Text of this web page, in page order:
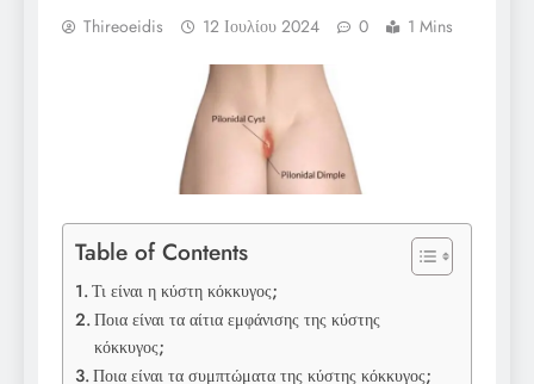
Thireoeidis 12 Ιουλίου 2024 0 1 Mins
Table of Contents
Τι είναι η κύστη κόκκυγος;
Ποια είναι τα αίτια εμφάνισης της κύστης
κόκκυγος;
Ποια είναι τα συμπτώματα της κύστης κόκκυγος;